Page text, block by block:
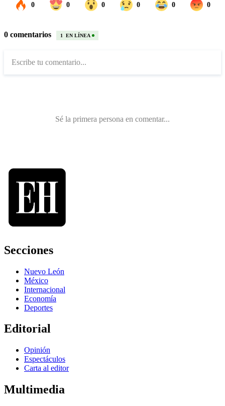
Secciones
Nuevo León
México
Internacional
Economía
Deportes
Editorial
Opinión
Espectáculos
Carta al editor
Multimedia